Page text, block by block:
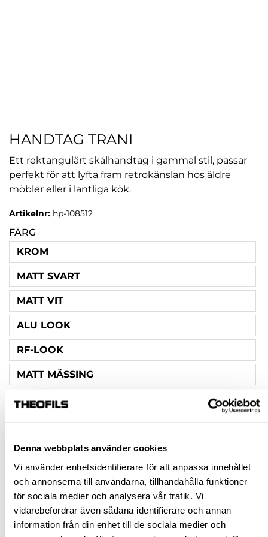
Denna webbplats använder cookies
Vi använder enhetsidentifierare för att anpassa innehållet
och annonserna till användarna, tillhandahålla funktioner
för sociala medier och analysera vår trafik. Vi
vidarebefordrar även sådana identifierare och annan
information från din enhet till de sociala medier och
HANDTAG TRANI
Ett rektangulärt skålhandtag i gammal stil, passar
perfekt för att lyfta fram retrokänslan hos äldre
möbler eller i lantliga kök.
Artikelnr: hp-108512
FÄRG
KROM
MATT SVART
MATT VIT
ALU LOOK
RF-LOOK
MATT MÄSSING
CC-MÅTT (MM)
96
128
SKRUV INGÅR
2ST M4X22 & 2ST M4X25